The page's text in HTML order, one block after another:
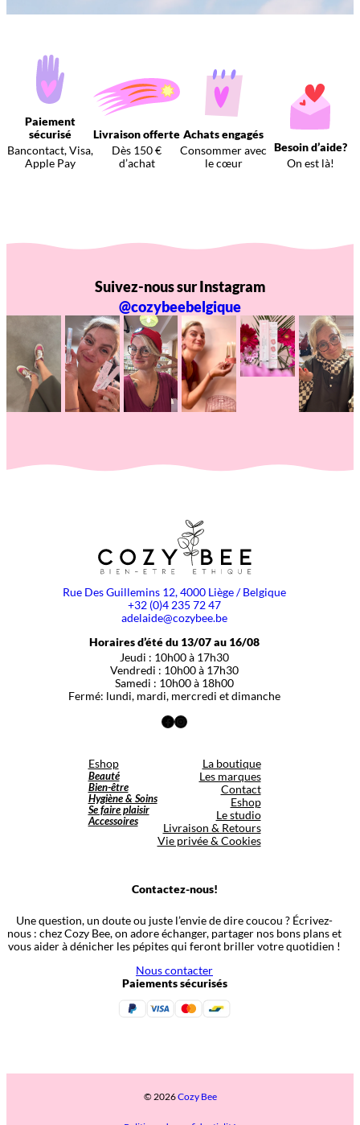
Paiement
sécurisé
Bancontact, Visa,
Apple Pay
Livraison offerte
Dès 150 €
d’achat
Achats engagés
Consommer avec
le cœur
Besoin d’aide?
On est là!
Suivez-nous sur Instagram
@cozybeebelgique
Rue Des Guillemins 12, 4000 Liège / Belgique
+32 (0)4 235 72 47
adelaide@cozybee.be
Horaires d’été du 13/07 au 16/08
Jeudi : 10h00 à 17h30
Vendredi : 10h00 à 17h30
Samedi : 10h00 à 18h00
Fermé: lundi, mardi, mercredi et dimanche
Facebook
Instagram
Eshop
Beauté
Bien-être
Hygiène & Soins
Se faire plaisir
Accessoires
La boutique
Les marques
Contact
Eshop
Le studio
Livraison & Retours
Vie privée & Cookies
Contactez-nous!
Une question, un doute ou juste l’envie de dire coucou ? Écrivez-
nous : chez Cozy Bee, on adore échanger, partager nos bons plans et
vous aider à dénicher les pépites qui feront briller votre quotidien !
Nous contacter
Paiements sécurisés
© 2026Cozy Bee